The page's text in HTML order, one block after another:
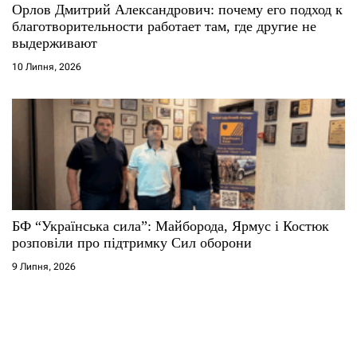
Орлов Дмитрий Александрович: почему его подход к
благотворительности работает там, где другие не
выдерживают
10 Липня, 2026
БФ “Українська сила”: Майборода, Ярмус і Костюк
розповіли про підтримку Сил оборони
9 Липня, 2026